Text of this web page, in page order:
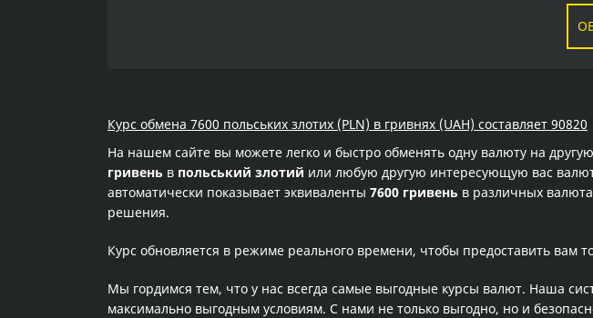
Курс обмена 7600 польських злотих (PLN) в гривнях (UAH) составляет 90820
На нашем сайте вы можете легко и быстро обменять одну валюту на
гривень в польський злотий или любую другую интересующую вас
автоматически показывает эквиваленты 7600 гривень в различных
решения.
Курс обновляется в режиме реального времени, чтобы предоставить вам
Мы гордимся тем, что у нас всегда самые выгодные курсы валют. Наша
максимально выгодным условиям. С нами не только выгодно, но и